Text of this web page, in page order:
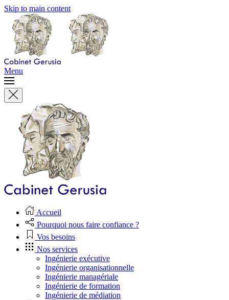
Skip to main content
Menu
Accueil
Pourquoi nous faire confiance ?
Vos besoins
Nos services
Ingénierie exécutive
Ingénierie organisationnelle
Ingénierie managériale
Ingénierie de formation
Ingénierie de médiation